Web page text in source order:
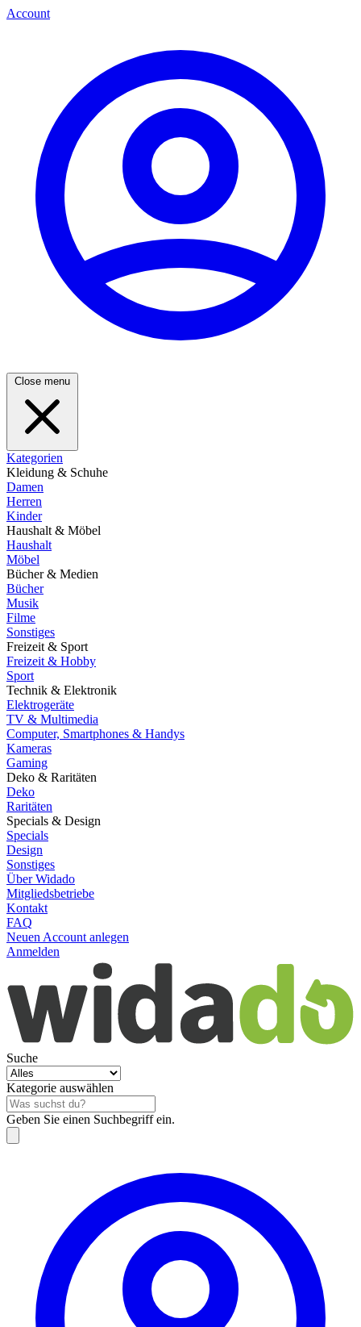
Account
Close menu
Kategorien
Kleidung & Schuhe
Damen
Herren
Kinder
Haushalt & Möbel
Haushalt
Möbel
Bücher & Medien
Bücher
Musik
Filme
Sonstiges
Freizeit & Sport
Freizeit & Hobby
Sport
Technik & Elektronik
Elektrogeräte
TV & Multimedia
Computer, Smartphones & Handys
Kameras
Gaming
Deko & Raritäten
Deko
Raritäten
Specials & Design
Specials
Design
Sonstiges
Über Widado
Mitgliedsbetriebe
Kontakt
FAQ
Neuen Account anlegen
Anmelden
Suche
Kategorie auswählen
Geben Sie einen Suchbegriff ein.